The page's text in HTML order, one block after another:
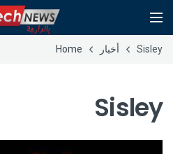
Sisley أخبار Home
Sisley